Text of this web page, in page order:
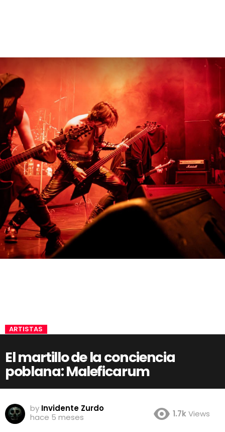
ARTISTAS
El martillo de la conciencia
poblana: Maleficarum
by Invidente Zurdo
hace 5 meses
1.7kViews